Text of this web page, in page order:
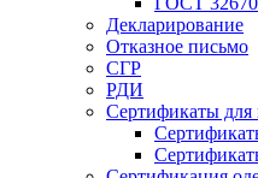
Декларирование
Отказное письмо
СГР
РДИ
Сертификаты для